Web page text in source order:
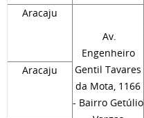
Aracaju
Av.
Engenheiro
Gentil Tavares
da Mota, 1166
- Bairro Getúlio
Aracaju